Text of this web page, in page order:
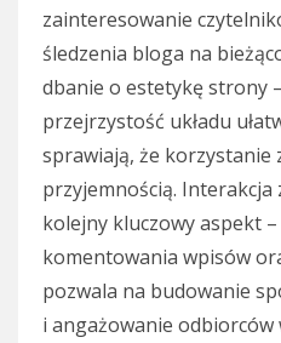
zainteresowanie
śledzenia bloga na
dbanie o estetykę strony
przejrzystość układu
sprawiają, że korzystanie
przyjemnością. Interakcja
kolejny kluczowy aspekt
komentowania wpisów
pozwala na budowanie
i angażowanie odbiorców